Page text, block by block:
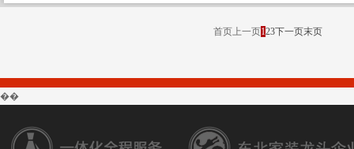
首页上一页123下一页末页
��